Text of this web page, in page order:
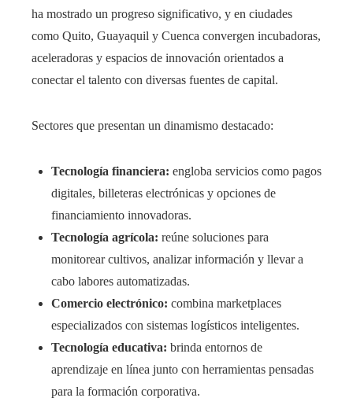
ha mostrado un progreso significativo, y en ciudades
como Quito, Guayaquil y Cuenca convergen incubadoras,
aceleradoras y espacios de innovación orientados a
conectar el talento con diversas fuentes de capital.
Sectores que presentan un dinamismo destacado:
Tecnología financiera: engloba servicios como pagos
digitales, billeteras electrónicas y opciones de
financiamiento innovadoras.
Tecnología agrícola: reúne soluciones para
monitorear cultivos, analizar información y llevar a
cabo labores automatizadas.
Comercio electrónico: combina marketplaces
especializados con sistemas logísticos inteligentes.
Tecnología educativa: brinda entornos de
aprendizaje en línea junto con herramientas pensadas
para la formación corporativa.